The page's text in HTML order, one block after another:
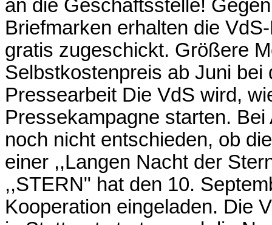
an die Geschäftsstelle!
Briefmarken erhalten die
gratis zugeschickt. Größere
Selbstkostenpreis ab Juni
Pressearbeit Die VdS wird,
Pressekampagne starten.
noch nicht entschieden, ob
einer ,,Langen Nacht der
,,STERN" hat den 10.
Kooperation eingeladen. Die